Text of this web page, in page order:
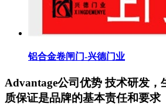
铝合金卷闸门-兴德门业
Advantage公司优势技术研发，
质保证是品牌的基本责任和要求